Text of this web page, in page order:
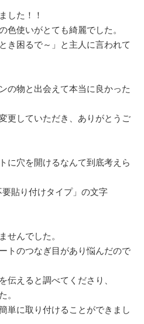
した！！
色使いがとても綺麗でした。
き困るで～」と主人に言われて
の物と出会えて本当に良かった
更していただき、ありがとうご
に穴を開けるなんて到底考えら
貼り付けタイプ」の文字
せんでした。
トのつなぎ目があり悩んだので
伝えると調べてくださり、
。
単に取り付けることができまし